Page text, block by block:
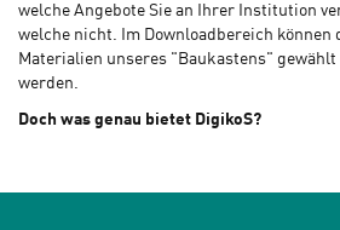
welche Angebote Sie an Ihrer Institution
welche nicht. Im Downloadbereich können
Materialien unseres "Baukastens"
werden.
Doch was genau bietet DigikoS?